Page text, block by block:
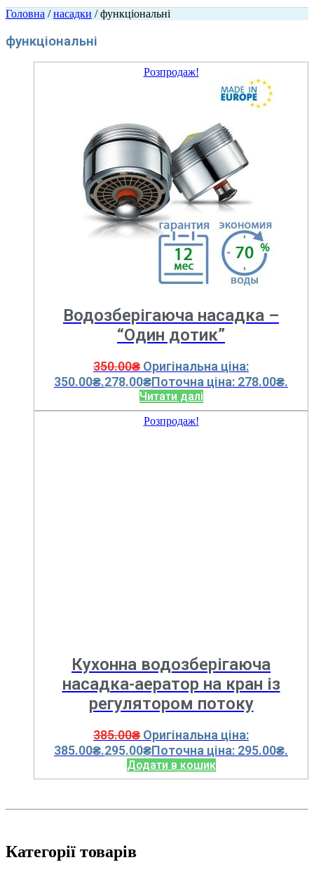
Головна /насадки / функціональні
функціональні
Розпродаж!
Водозберігаюча насадка –
“Один дотик”
350.00₴ Оригінальна ціна:
350.00₴.278.00₴Поточна ціна: 278.00₴.
Читати далі
Розпродаж!
Кухонна водозберігаюча
насадка-аератор на кран із
регулятором потоку
385.00₴ Оригінальна ціна:
385.00₴.295.00₴Поточна ціна: 295.00₴.
Додати в кошик
Категорії товарів